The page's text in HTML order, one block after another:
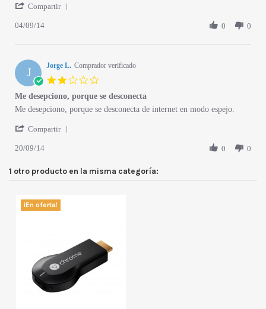
Compartir
04/09/14 0 0
J Jorge L. Comprador verificado
Me desepciono, porque se desconecta
Review by Jorge L. on 20 Sep 2014
review stating Me desepciono, porque se desconecta
Me desepciono, porque se desconecta de internet en modo espejo.
Compartir
20/09/14 0 0
1 otro producto en la misma categoría:
¡En oferta!